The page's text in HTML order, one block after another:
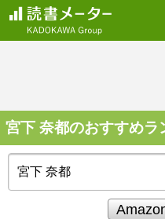
宮下 奈都のおすすめラ